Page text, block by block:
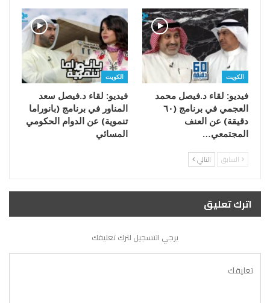
الكويت
فيديو: لقاء د.فيصل محمد
العجمي في برنامج (٦٠
دقيقة) عن العنف
المجتمعي…
الكويت
فيديو: لقاء د.فيصل سعد
المناور في برنامج (بانوراما
تنموية) عن الدوام الحكومي
المسائي
السابق التالي
اترك تعليق
يرجي التسجيل لترك تعليقك